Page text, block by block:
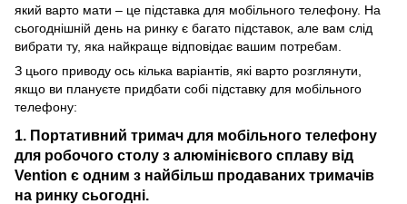
який варто мати – це підставка для мобільного телефону. На
сьогоднішній день на ринку є багато підставок, але вам слід
вибрати ту, яка найкраще відповідає вашим потребам.
З цього приводу ось кілька варіантів, які варто розглянути,
якщо ви плануєте придбати собі підставку для мобільного
телефону:
1. Портативний тримач для мобільного телефону
для робочого столу з алюмінієвого сплаву від
Vention є одним з найбільш продаваних тримачів
на ринку сьогодні.